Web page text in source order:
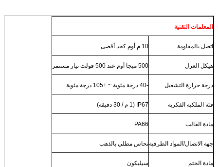
المعلمات التقنية
اتصل بالمقاومة 10 م أوم كحد أقصى
هيكل العزل 500 ميجا أوم عند 500 فولت تيار مستمر
درجة حرارة التشغيل -40 درجة مئوية ~ +105 درجة مئوية
فئة الملكية الفكرية IP67 (1 م / 30 دقيقة)
مادة القالب PA66
جهة الاتصال/المواد الطرفيةنحاس مطلي بالذهب
مادة الختم سيليكون